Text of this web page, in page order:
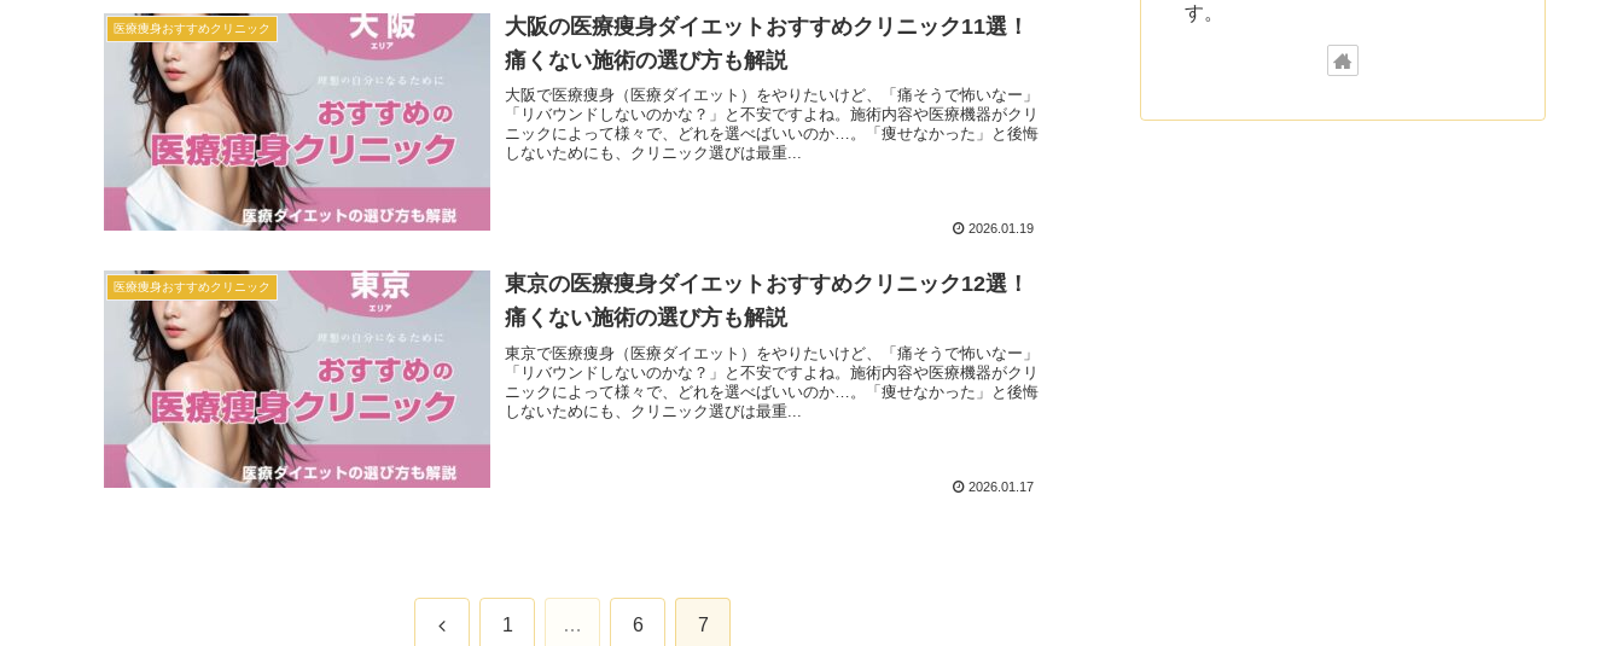
医療痩身おすすめクリニック
大阪の医療痩身ダイエットおすすめクリニック11選！
痛くない施術の選び方も解説
大阪で医療痩身（医療ダイエット）をやりたいけど、「痛そうで怖いなー」
「リバウンドしないのかな？」と不安ですよね。施術内容や医療機器がクリ
ニックによって様々で、どれを選べばいいのか…。「痩せなかった」と後悔
しないためにも、クリニック選びは最重...
2026.01.19
医療痩身おすすめクリニック
東京の医療痩身ダイエットおすすめクリニック12選！
痛くない施術の選び方も解説
東京で医療痩身（医療ダイエット）をやりたいけど、「痛そうで怖いなー」
「リバウンドしないのかな？」と不安ですよね。施術内容や医療機器がクリ
ニックによって様々で、どれを選べばいいのか…。「痩せなかった」と後悔
しないためにも、クリニック選びは最重...
2026.01.17
前 1 … 6 7
す。